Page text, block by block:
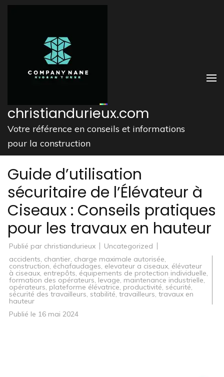
Aller
christiandurieux.com
Votre référence en conseils et informations
pour la construction
Guide d’utilisation
sécuritaire de l’Élévateur à
Ciseaux : Conseils pratiques
pour les travaux en hauteur
Publié par christiandurieux
Uncategorized
accidents, chantier, charge maximale autorisée,
construction, échafaudages, elevateur a ciseaux, élévateur
à ciseaux, entrepôts, équipements de protection individuelle,
formation des opérateurs, levage, maintenance industrielle,
opérateurs, plateforme élévatrice, productivité, sécurité,
sécurité des travailleurs, stabilité, travailleurs, travaux en
hauteur
Publié le 16 mai 2024